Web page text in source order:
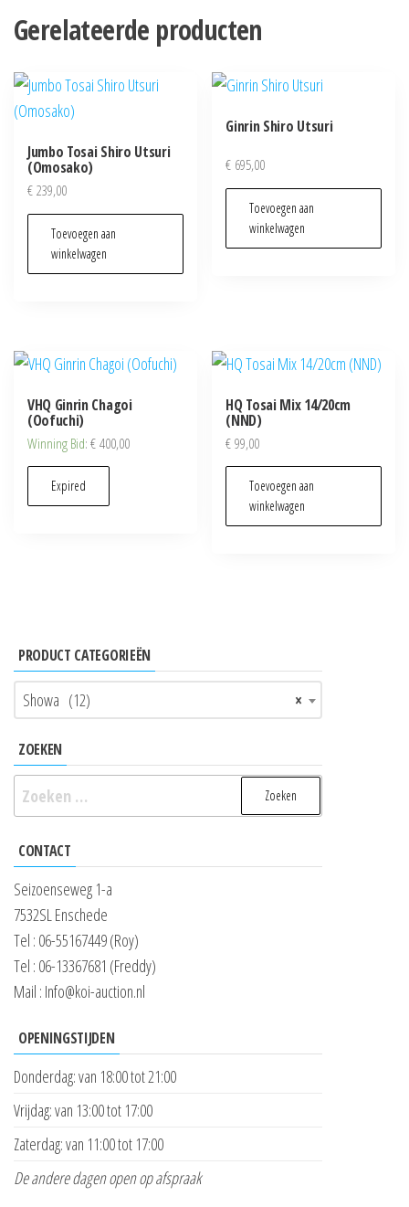
Gerelateerde producten
Jumbo Tosai Shiro Utsuri
(Omosako)
€239,00
Toevoegen aan
winkelwagen
Ginrin Shiro Utsuri
€ 695,00
Toevoegen aan
winkelwagen
VHQ Ginrin Chagoi
(Oofuchi)
Winning Bid:€400,00
Expired
HQ Tosai Mix 14/20cm
(NND)
€99,00
Toevoegen aan
winkelwagen
PRODUCT CATEGORIEËN
×
Showa (12)
ZOEKEN
Zoeken
naar:
CONTACT
Seizoenseweg 1-a
7532SL Enschede
Tel : 06-55167449 (Roy)
Tel : 06-13367681 (Freddy)
Mail : Info@koi-auction.nl
OPENINGSTIJDEN
Donderdag: van 18:00 tot 21:00
Vrijdag: van 13:00 tot 17:00
Zaterdag: van 11:00 tot 17:00
De andere dagen open op afspraak